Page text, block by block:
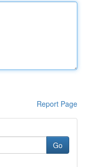
Report Page
Go